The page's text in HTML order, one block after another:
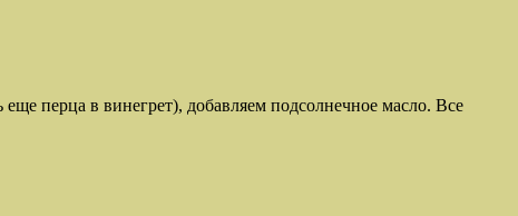
перца в винегрет), добавляем подсолнечное масло. Все